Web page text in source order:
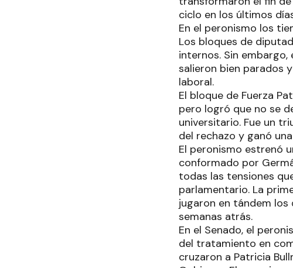
ciclo en los últimos
En el peronismo los
Los bloques de
internos. Sin
salieron bien parados
laboral.
El bloque de Fuerza
pero logró que no se
universitario. Fue un
del rechazo y ganó
El peronismo estrenó
conformado por
todas las tensiones
parlamentario. La
jugaron en tándem
semanas atrás.
En el Senado, el
del tratamiento en
cruzaron a Patricia